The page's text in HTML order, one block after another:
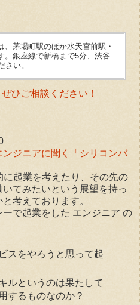
、茅場町駅のほか水天宮前駅・
。銀座線で新橋まで5分、渋谷
さい。
ひご相談ください！
ジニアに聞く「シリコンバ
起業を考えたり、その先の
てみたいという展望を持っ
考えております。
で起業をした エンジニア の
スをやろうと思って起
ルというのは果たして
するものなのか？